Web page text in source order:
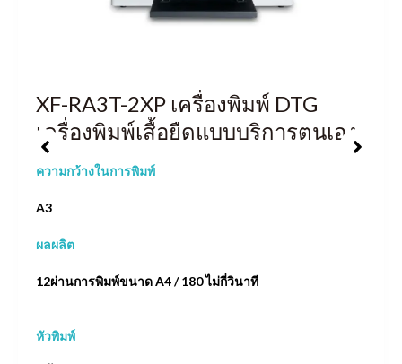
XF-RA3T-2XP เครื่องพิมพ์ DTG
เครื่องพิมพ์เสื้อยืดแบบบริการตนเอง
ความกว้างในการพิมพ์
A3
ผลผลิต
12ผ่านการพิมพ์ขนาด A4 / 180 ไม่กี่วินาที
หัวพิมพ์